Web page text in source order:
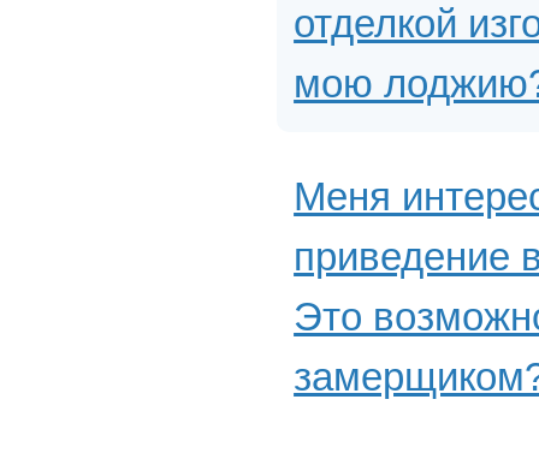
отделкой
мою
Меня
приведение
Это